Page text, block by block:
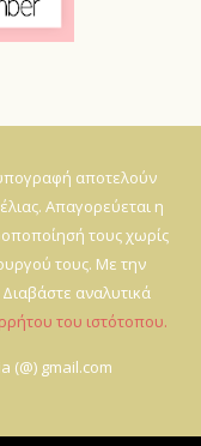
αποτελούν
Απαγορεύεται η
τους χωρίς
τους. Με την
αναλυτικά
του ιστότοπου.
(@) gmail.com